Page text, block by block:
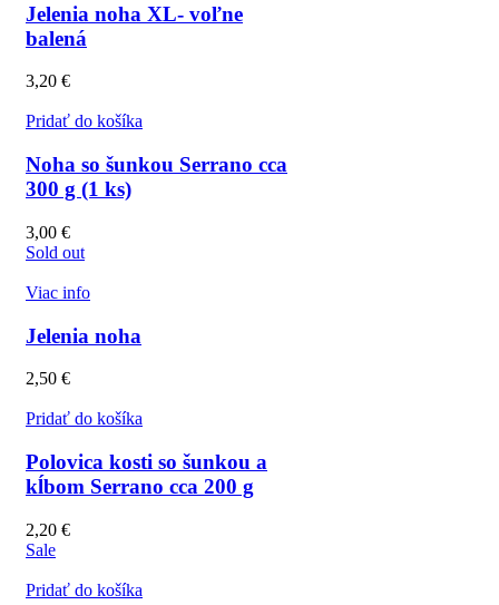
Jelenia noha XL- voľne
balená
3,20 €
Pridať do košíka
Noha so šunkou Serrano cca
300 g (1 ks)
3,00 €
Sold out
Viac info
Jelenia noha
2,50 €
Pridať do košíka
Polovica kosti so šunkou a
kĺbom Serrano cca 200 g
2,20 €
Sale
Pridať do košíka